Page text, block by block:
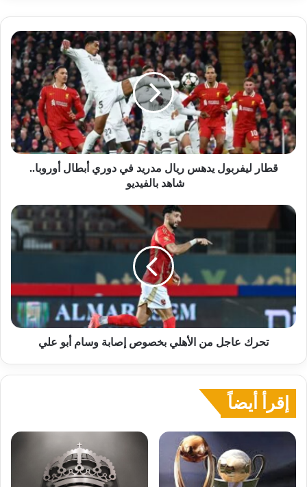
قطار
ليفربول
يدهس
ريال
مدريد
في
دوري
أبطال
أوروبا..
شاهدقطار ليفربول يدهس ريال مدريد في دوري أبطال أوروبا..
شاهد بالفيديو
تحرك
عاجل
الأهلي
بخصوص
إصابة
وسام
أبو
علي
تحرك عاجل من الأهلي بخصوص إصابة وسام أبو علي
إقرأ أيضاً